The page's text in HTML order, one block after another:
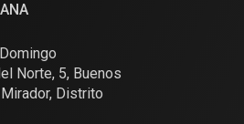
Norte, 5, Buenos
Distrito